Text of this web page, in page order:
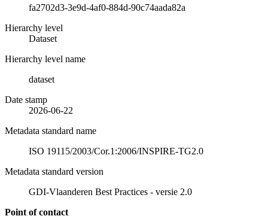
fa2702d3-3e9d-4af0-884d-90c74aada82a
Hierarchy level
Dataset
Hierarchy level name
dataset
Date stamp
2026-06-22
Metadata standard name
ISO 19115/2003/Cor.1:2006/INSPIRE-TG2.0
Metadata standard version
GDI-Vlaanderen Best Practices - versie 2.0
Point of contact